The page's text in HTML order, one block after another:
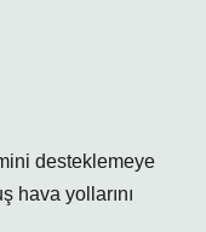
desteklemeye
hava yollarını